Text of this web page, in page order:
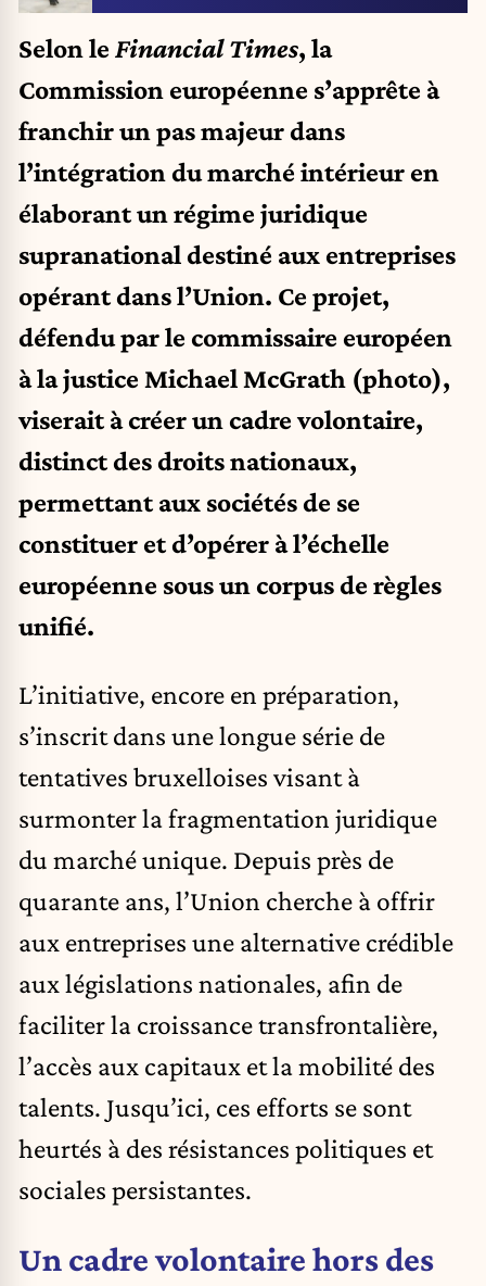
Selon le Financial Times, la
Commission européenne s’apprête à
franchir un pas majeur dans
l’intégration du marché intérieur en
élaborant un régime juridique
supranational destiné aux entreprises
opérant dans l’Union. Ce projet,
défendu par le commissaire européen
à la justice Michael McGrath (photo),
viserait à créer un cadre volontaire,
distinct des droits nationaux,
permettant aux sociétés de se
constituer et d’opérer à l’échelle
européenne sous un corpus de règles
unifié.
L’initiative, encore en préparation,
s’inscrit dans une longue série de
tentatives bruxelloises visant à
surmonter la fragmentation juridique
du marché unique. Depuis près de
quarante ans, l’Union cherche à offrir
aux entreprises une alternative crédible
aux législations nationales, afin de
faciliter la croissance transfrontalière,
l’accès aux capitaux et la mobilité des
talents. Jusqu’ici, ces efforts se sont
heurtés à des résistances politiques et
sociales persistantes.
Un cadre volontaire hors des